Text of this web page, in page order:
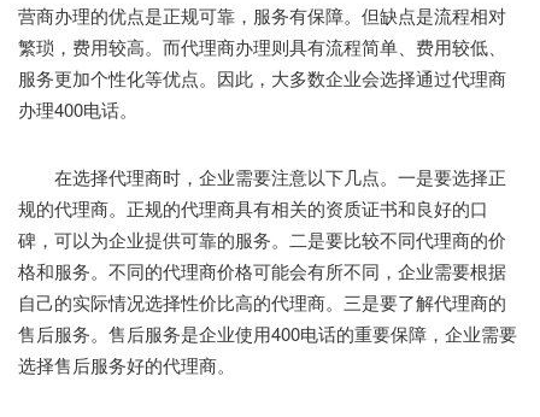
营商办理的优点是正规可靠，服务有保障。但缺点是流程相对
繁琐，费用较高。而代理商办理则具有流程简单、费用较低、
服务更加个性化等优点。因此，大多数企业会选择通过代理商
办理400电话。
在选择代理商时，企业需要注意以下几点。一是要选择正
规的代理商。正规的代理商具有相关的资质证书和良好的口
碑，可以为企业提供可靠的服务。二是要比较不同代理商的价
格和服务。不同的代理商价格可能会有所不同，企业需要根据
自己的实际情况选择性价比高的代理商。三是要了解代理商的
售后服务。售后服务是企业使用400电话的重要保障，企业需要
选择售后服务好的代理商。